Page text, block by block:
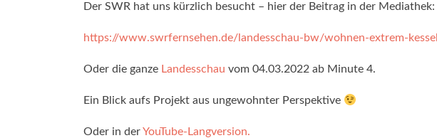
Der SWR hat uns kürzlich besucht – hier der Beitrag in der Mediathek:
https://www.swrfernsehen.de/landesschau-bw/wohnen-extrem-
Oder die ganze Landesschau vom 04.03.2022 ab Minute 4.
Ein Blick aufs Projekt aus ungewohnter Perspektive
Oder in derYouTube-Langversion.